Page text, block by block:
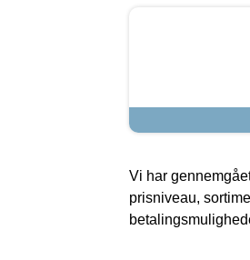
Vi har
prisniveau,